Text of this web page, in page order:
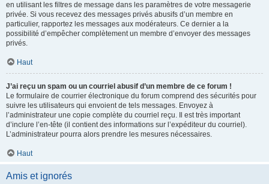
en utilisant les filtres de message dans les paramètres de votre messagerie
privée. Si vous recevez des messages privés abusifs d’un membre en
particulier, rapportez les messages aux modérateurs. Ce dernier a la
possibilité d’empêcher complètement un membre d’envoyer des messages
privés.
Haut
J’ai reçu un spam ou un courriel abusif d’un membre de ce forum !
Le formulaire de courrier électronique du forum comprend des sécurités pour
suivre les utilisateurs qui envoient de tels messages. Envoyez à
l’administrateur une copie complète du courriel reçu. Il est très important
d’inclure l’en-tête (il contient des informations sur l’expéditeur du courriel).
L’administrateur pourra alors prendre les mesures nécessaires.
Haut
Amis et ignorés